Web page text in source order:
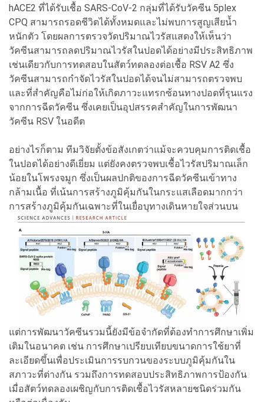
hACE2 ที่ได้รับเชื้อ SARS-CoV-2 กลุ่มที่ได้รับวัคซีน 5plex
CPQ สามารถรอดชีวิตได้ทั้งหมดและไม่พบการสูญเสียน้ำ
หนักตัว โดยผลการตรวจวัดปริมาณไวรัสแสดงให้เห็นว่า
วัคซีนสามารถลดปริมาณไวรัสในปอดได้อย่างมีประสิทธิภาพ
เช่นเดียวกับการทดสอบในสัตว์ทดลองต่อเชื้อ RSV A2 ซึ่ง
วัคซีนสามารถกำจัดไวรัสในปอดได้จนไม่สามารถตรวจพบ
และที่สำคัญคือไม่ก่อให้เกิดภาวะแทรกซ้อนทางปอดที่รุนแรง
จากการฉีดวัคซีน ซึ่งเคยเป็นอุปสรรคสำคัญในการพัฒนา
วัคซีน RSV ในอดีต
อย่างไรก็ตาม ทีมวิจัยตั้งข้อสังเกตว่าแม้จะควบคุมการติดเชื้อ
ในปอดได้อย่างดีเยี่ยม แต่ยังคงตรวจพบเชื้อไวรัสปริมาณเล็ก
น้อยในโพรงจมูก ซึ่งเป็นผลปกติของการฉีดวัคซีนเข้าทาง
กล้ามเนื้อ ที่เน้นการสร้างภูมิคุ้มกันในกระแสเลือดมากกว่า
การสร้างภูมิคุ้มกันเฉพาะที่ในเยื่อบุทางเดินหายใจส่วนบน
แต่การพัฒนาวัคซีนรวมนี้ยังมีข้อจำกัดที่ต้องทำการศึกษาเพิ่ม
เติมในอนาคต เช่น การศึกษาเปรียบเทียบขนาดการใช้ยาที่
ละเอียดขึ้นเพื่อประเมินการรบกวนของระบบภูมิคุ้มกันใน
สภาวะที่ต่างกัน รวมถึงการทดสอบประสิทธิภาพการป้องกัน
เมื่อสัตว์ทดลองเผชิญกับการติดเชื้อไวรัสหลายชนิดร่วมกัน